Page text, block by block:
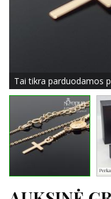
Tai tikra parduodamos